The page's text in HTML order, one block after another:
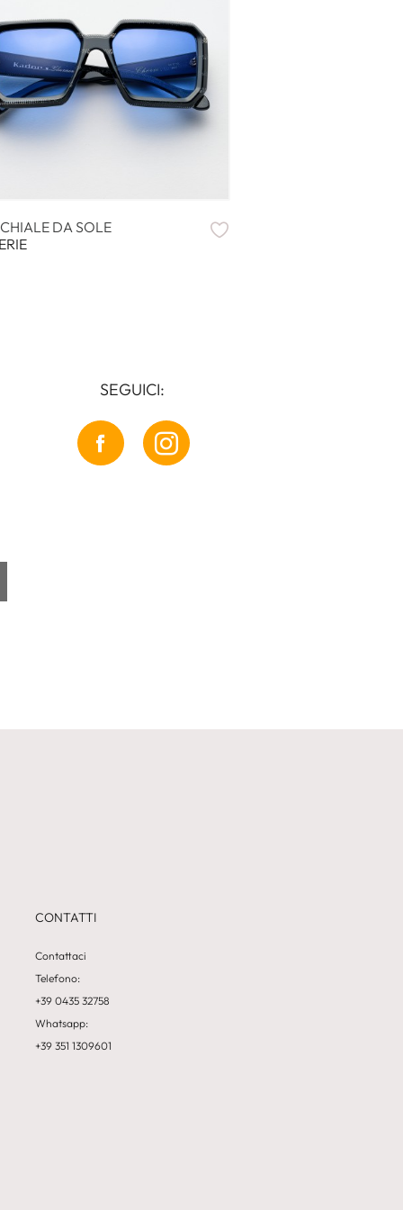
DA SOLE
SEGUICI:
CONTATTI
Contattaci
Telefono:
+39 0435 32758
Whatsapp:
+39 351 1309601